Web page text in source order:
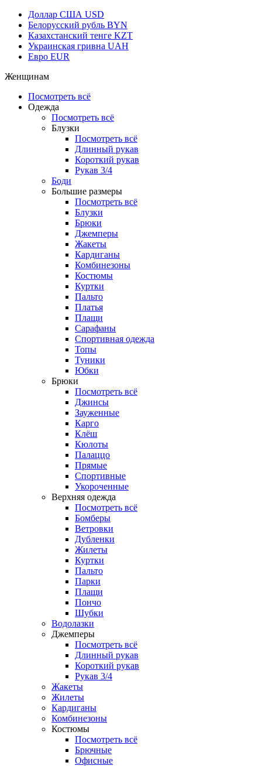
Доллар США USD
Белорусский рубль BYN
Казахстанский тенге KZT
Украинская гривна UAH
Евро EUR
Женщинам
Посмотреть всё
Одежда
Посмотреть всё
Блузки
Посмотреть всё
Длинный рукав
Короткий рукав
Рукав 3/4
Боди
Большие размеры
Посмотреть всё
Блузки
Брюки
Джемперы
Жакеты
Кардиганы
Комбинезоны
Костюмы
Куртки
Пальто
Платья
Плащи
Сарафаны
Спортивная одежда
Топы
Туники
Юбки
Брюки
Посмотреть всё
Джинсы
Зауженные
Карго
Клёш
Кюлоты
Палаццо
Прямые
Спортивные
Укороченные
Верхняя одежда
Посмотреть всё
Бомберы
Ветровки
Дубленки
Жилеты
Куртки
Пальто
Парки
Плащи
Пончо
Шубки
Водолазки
Джемперы
Посмотреть всё
Длинный рукав
Короткий рукав
Рукав 3/4
Жакеты
Жилеты
Кардиганы
Комбинезоны
Костюмы
Посмотреть всё
Брючные
Офисные